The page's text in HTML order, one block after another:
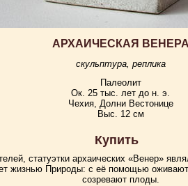
АРХАИЧЕСКАЯ ВЕНЕРА
скульптура, реплика
Палеолит
Ок. 25 тыс. лет до н. э.
Чехия, Долни Вестонице
Выс. 12 см
Купить
статуэтки архаических «Венер»
жизнью Природы: с её помощью
созревают плоды.